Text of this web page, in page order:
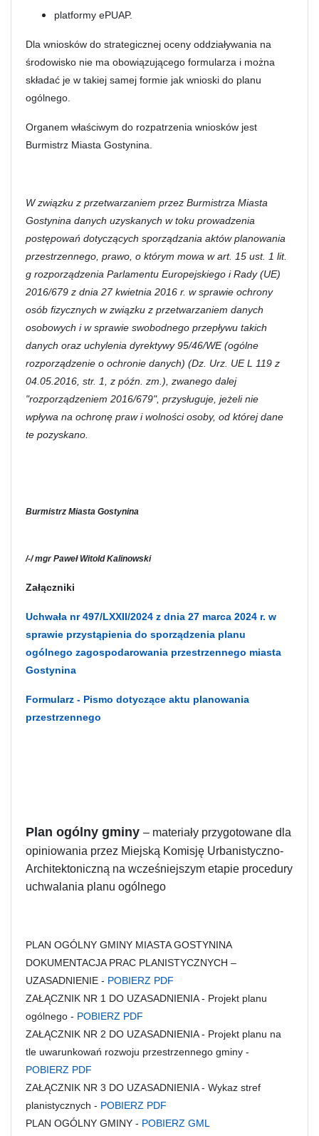
platformy ePUAP.
Dla wniosków do strategicznej oceny oddziaływania na
środowisko nie ma obowiązującego formularza i można
składać je w takiej samej formie jak wnioski do planu
ogólnego.
Organem właściwym do rozpatrzenia wniosków jest
Burmistrz Miasta Gostynina.
W związku z przetwarzaniem przez Burmistrza Miasta
Gostynina danych uzyskanych w toku prowadzenia
postępowań dotyczących sporządzania aktów planowania
przestrzennego, prawo, o którym mowa w art. 15 ust. 1 lit.
g rozporządzenia Parlamentu Europejskiego i Rady (UE)
2016/679 z dnia 27 kwietnia 2016 r. w sprawie ochrony
osób fizycznych w związku z przetwarzaniem danych
osobowych i w sprawie swobodnego przepływu takich
danych oraz uchylenia dyrektywy 95/46/WE (ogólne
rozporządzenie o ochronie danych) (Dz. Urz. UE L 119 z
04.05.2016, str. 1, z późn. zm.), zwanego dalej
"rozporządzeniem 2016/679", przysługuje, jeżeli nie
wpływa na ochronę praw i wolności osoby, od której dane
te pozyskano.
Burmistrz Miasta Gostynina
/-/ mgr Paweł Witold Kalinowski
Załączniki
Uchwała nr 497/LXXII/2024 z dnia 27 marca 2024 r. w
sprawie przystąpienia do sporządzenia planu
ogólnego zagospodarowania przestrzennego miasta
Gostynina
Formularz - Pismo dotyczące aktu planowania
przestrzennego
Plan ogólny gminy – materiały przygotowane dla
opiniowania przez Miejską Komisję Urbanistyczno-
Architektoniczną na wcześniejszym etapie procedury
uchwalania planu ogólnego
PLAN OGÓLNY GMINY MIASTA GOSTYNINA
DOKUMENTACJA PRAC PLANISTYCZNYCH –
UZASADNIENIE - POBIERZ PDF
ZAŁĄCZNIK NR 1 DO UZASADNIENIA - Projekt planu
ogólnego - POBIERZ PDF
ZAŁĄCZNIK NR 2 DO UZASADNIENIA - Projekt planu na
tle uwarunkowań rozwoju przestrzennego gminy -
POBIERZ PDF
ZAŁĄCZNIK NR 3 DO UZASADNIENIA - Wykaz stref
planistycznych - POBIERZ PDF
PLAN OGÓLNY GMINY - POBIERZ GML